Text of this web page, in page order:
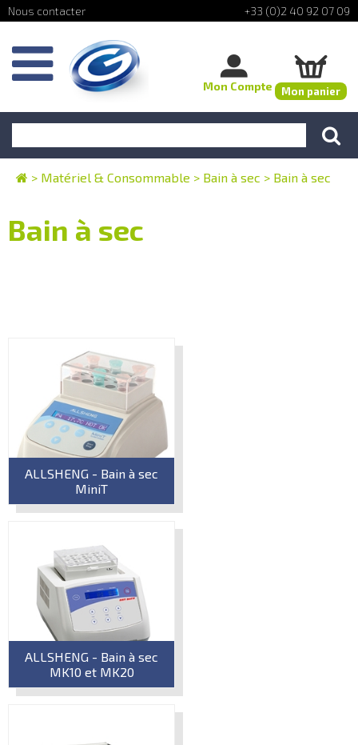
+33 (0)2 40 92 07 09
Mon Compte Mon panier
> Matériel & Consommable > Bain à sec > Bain à sec
Bain à sec
ALLSHENG - Bain à sec
MiniT
ALLSHENG - Bain à sec
MK10 et MK20